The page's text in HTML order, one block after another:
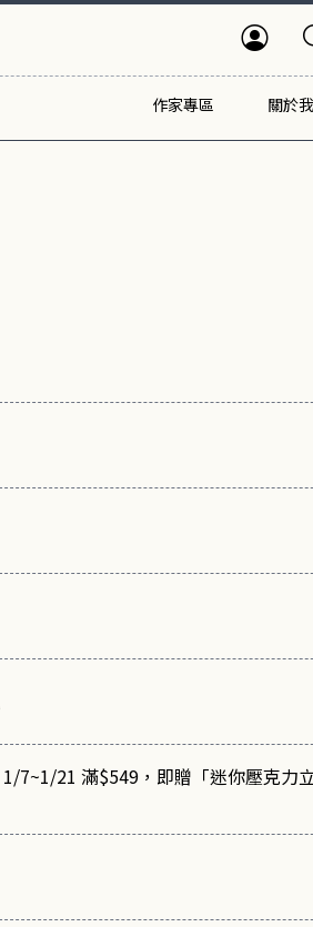
作家專區 關於
21 滿$549，即贈「迷你壓克力立